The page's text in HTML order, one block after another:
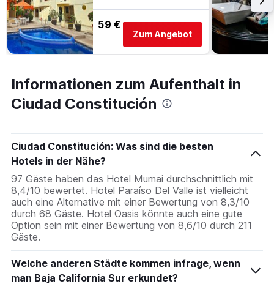
59 €
Zum Angebot
Informationen zum Aufenthalt in
Ciudad Constitución
Ciudad Constitución: Was sind die besten
Hotels in der Nähe?
97 Gäste haben das Hotel Mumai durchschnittlich mit
8,4/10 bewertet. Hotel Paraíso Del Valle ist vielleicht
auch eine Alternative mit einer Bewertung von 8,3/10
durch 68 Gäste. Hotel Oasis könnte auch eine gute
Option sein mit einer Bewertung von 8,6/10 durch 211
Gäste.
Welche anderen Städte kommen infrage, wenn
man Baja California Sur erkundet?